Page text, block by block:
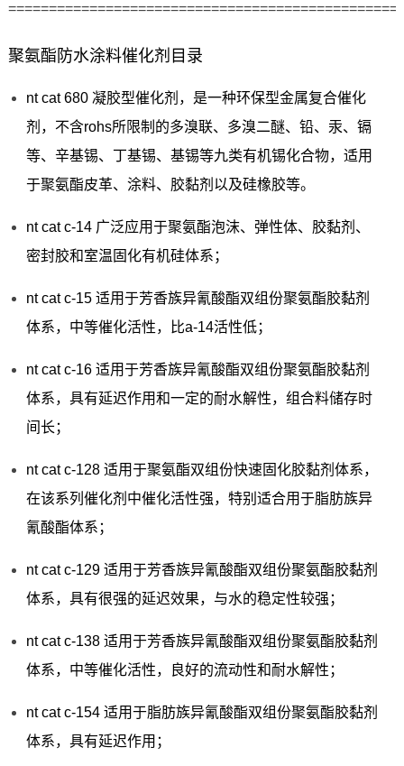
聚氨酯防水涂料催化剂目录
nt cat 680 凝胶型催化剂，是一种环保型金属复合催化
剂，不含rohs所限制的多溴联、多溴二醚、铅、汞、镉
等、辛基锡、丁基锡、基锡等九类有机锡化合物，适用
于聚氨酯皮革、涂料、胶黏剂以及硅橡胶等。
nt cat c-14 广泛应用于聚氨酯泡沫、弹性体、胶黏剂、
密封胶和室温固化有机硅体系；
nt cat c-15 适用于芳香族异氰酸酯双组份聚氨酯胶黏剂
体系，中等催化活性，比a-14活性低；
nt cat c-16 适用于芳香族异氰酸酯双组份聚氨酯胶黏剂
体系，具有延迟作用和一定的耐水解性，组合料储存时
间长；
nt cat c-128 适用于聚氨酯双组份快速固化胶黏剂体系，
在该系列催化剂中催化活性强，特别适合用于脂肪族异
氰酸酯体系；
nt cat c-129 适用于芳香族异氰酸酯双组份聚氨酯胶黏剂
体系，具有很强的延迟效果，与水的稳定性较强；
nt cat c-138 适用于芳香族异氰酸酯双组份聚氨酯胶黏剂
体系，中等催化活性，良好的流动性和耐水解性；
nt cat c-154 适用于脂肪族异氰酸酯双组份聚氨酯胶黏剂
体系，具有延迟作用；